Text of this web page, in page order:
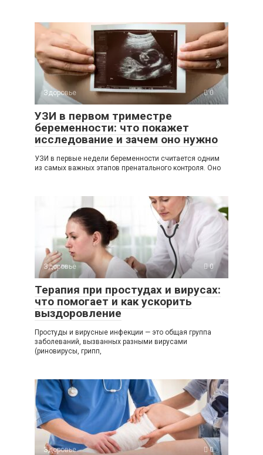
Здоровье 0
УЗИ в первом триместре
беременности: что покажет
исследование и зачем оно нужно
УЗИ в первые недели беременности считается одним
из самых важных этапов пренатального контроля. Оно
Здоровье 0
Терапия при простудах и вирусах:
что помогает и как ускорить
выздоровление
Простуды и вирусные инфекции — это общая группа
заболеваний, вызванных разными вирусами
(риновирусы, грипп,
Здоровье 0